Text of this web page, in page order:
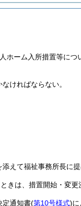
ホーム入所措置等に
ければならない。
添えて福祉事務所長に
きは、措置開始・変更
定通知書(第10号様式)